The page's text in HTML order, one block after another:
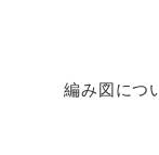
編み図につ